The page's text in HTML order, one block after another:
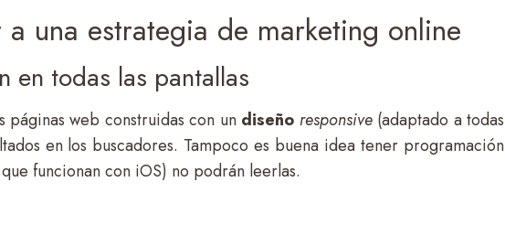
una estrategia de marketing online
en todas las pantallas
web construidas con un diseño responsive(adaptado a todas
en los buscadores. Tampoco es buena idea tener programación
funcionan con iOS) no podrán leerlas.